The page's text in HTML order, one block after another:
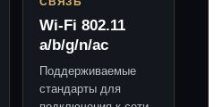
Wi-Fi 802.11
a/b/g/n/ac
Поддерживаемые
стандарты для